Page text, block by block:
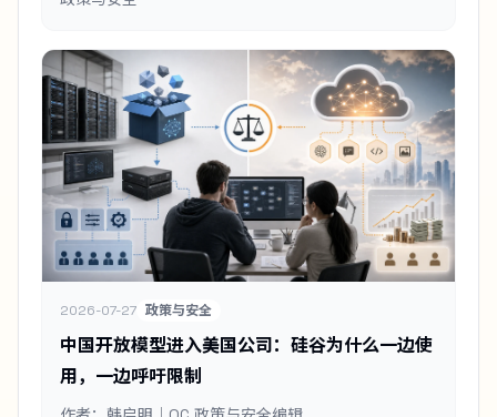
2026-07-27 政策与安全
中国开放模型进入美国公司：硅谷为什么一边使
用，一边呼吁限制